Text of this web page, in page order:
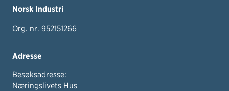
Norsk Industri
Org. nr. 952151266
Adresse
Besøksadresse:
Næringslivets Hus